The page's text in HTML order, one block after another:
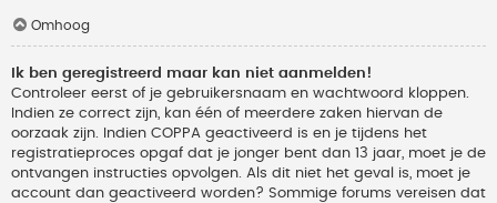
Omhoog
Ik ben geregistreerd maar kan niet aanmelden!
Controleer eerst of je gebruikersnaam en wachtwoord kloppen.
Indien ze correct zijn, kan één of meerdere zaken hiervan de
oorzaak zijn. Indien COPPA geactiveerd is en je tijdens het
registratieproces opgaf dat je jonger bent dan 13 jaar, moet je de
ontvangen instructies opvolgen. Als dit niet het geval is, moet je
account dan geactiveerd worden? Sommige forums vereisen dat